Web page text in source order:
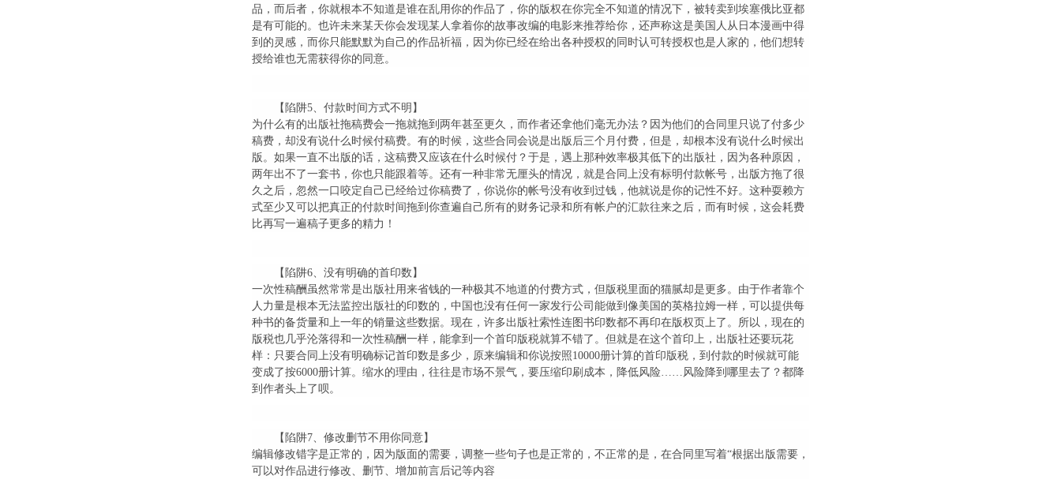
品，而后者，你就根本不知道是谁在乱用你的作品了，你的版权在你完全不知道的情况下，被转卖到埃塞俄比亚都
是有可能的。也许未来某天你会发现某人拿着你的故事改编的电影来推荐给你，还声称这是美国人从日本漫画中得
到的灵感，而你只能默默为自己的作品祈福，因为你已经在给出各种授权的同时认可转授权也是人家的，他们想转
授给谁也无需获得你的同意。
【陷阱5、付款时间方式不明】
为什么有的出版社拖稿费会一拖就拖到两年甚至更久，而作者还拿他们毫无办法？因为他们的合同里只说了付多少
稿费，却没有说什么时候付稿费。有的时候，这些合同会说是出版后三个月付费，但是，却根本没有说什么时候出
版。如果一直不出版的话，这稿费又应该在什么时候付？于是，遇上那种效率极其低下的出版社，因为各种原因，
两年出不了一套书，你也只能跟着等。还有一种非常无厘头的情况，就是合同上没有标明付款帐号，出版方拖了很
久之后，忽然一口咬定自己已经给过你稿费了，你说你的帐号没有收到过钱，他就说是你的记性不好。这种耍赖方
式至少又可以把真正的付款时间拖到你查遍自己所有的财务记录和所有帐户的汇款往来之后，而有时候，这会耗费
比再写一遍稿子更多的精力！
【陷阱6、没有明确的首印数】
一次性稿酬虽然常常是出版社用来省钱的一种极其不地道的付费方式，但版税里面的猫腻却是更多。由于作者靠个
人力量是根本无法监控出版社的印数的，中国也没有任何一家发行公司能做到像美国的英格拉姆一样，可以提供每
种书的备货量和上一年的销量这些数据。现在，许多出版社索性连图书印数都不再印在版权页上了。所以，现在的
版税也几乎沦落得和一次性稿酬一样，能拿到一个首印版税就算不错了。但就是在这个首印上，出版社还要玩花
样：只要合同上没有明确标记首印数是多少，原来编辑和你说按照10000册计算的首印版税，到付款的时候就可能
变成了按6000册计算。缩水的理由，往往是市场不景气，要压缩印刷成本，降低风险……风险降到哪里去了？都降
到作者头上了呗。
【陷阱7、修改删节不用你同意】
编辑修改错字是正常的，因为版面的需要，调整一些句子也是正常的，不正常的是，在合同里写着“根据出版需要，
可以对作品进行修改、删节、增加前言后记等内容